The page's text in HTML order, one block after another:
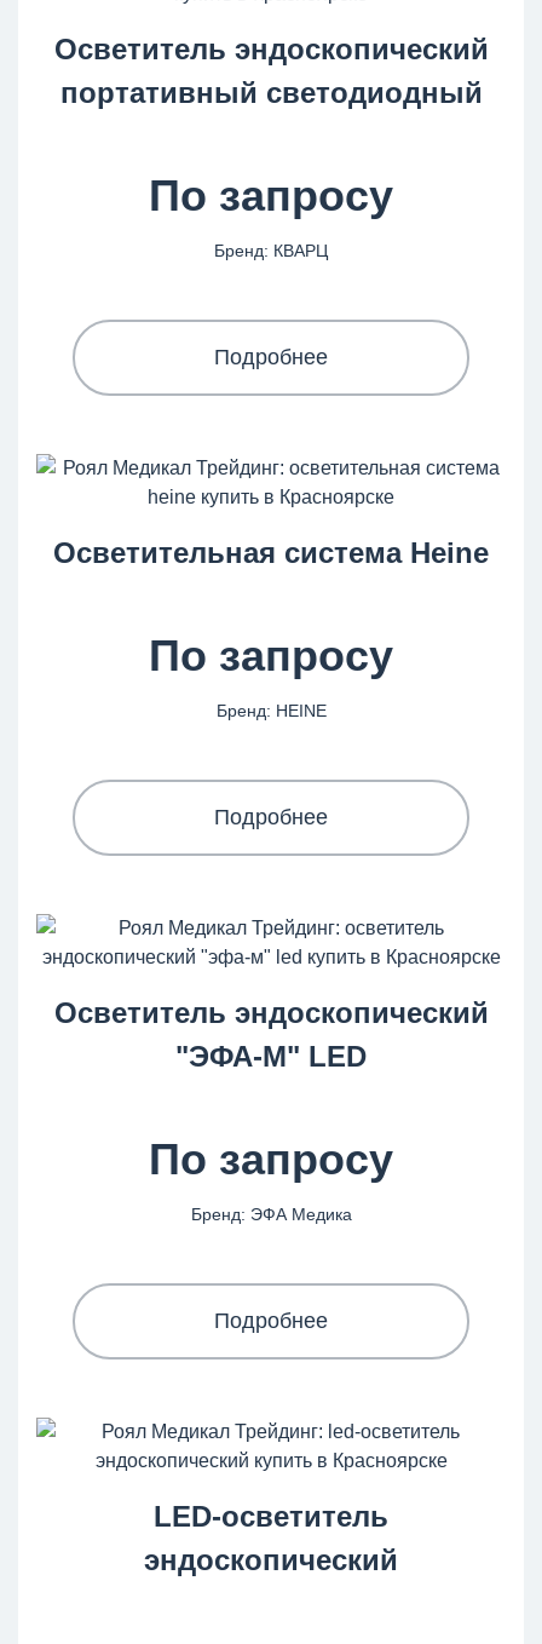
Осветитель эндоскопический
портативный светодиодный
По запросу
Бренд: КВАРЦ
Подробнее
Осветительная система Heine
По запросу
Бренд: HEINE
Подробнее
Осветитель эндоскопический
"ЭФА-М" LED
По запросу
Бренд: ЭФА Медика
Подробнее
LED-осветитель
эндоскопический